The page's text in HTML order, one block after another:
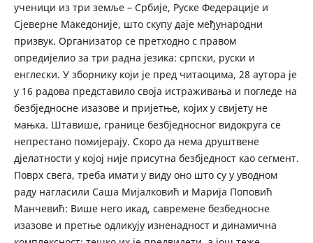
ученици из три земље – Србије, Руске Федерације и
Сјеверне Македоније, што скупу даје међународни
призвук. Организатор се претходно с правом
опредијелио за три радна језика: српски, руски и
енглески. У зборнику који је пред читаоцима, 28 аутора је
у 16 радова представило своја истраживања и погледе на
безбједносне изазове и пријетње, којих у свијету не
мањка. Штавише, границе безбједносног видокруга се
непрестано помијерају. Скоро да нема друштвене
дјелатности у којој није присутна безбједност као сегмент.
Поврх свега, треба имати у виду оно што су у уводном
раду нагласили Саша Мијалковић и Марија Поповић
Манчевић: Више него икад, савремене безбедносне
изазове и претње одликују изненадност и динамична